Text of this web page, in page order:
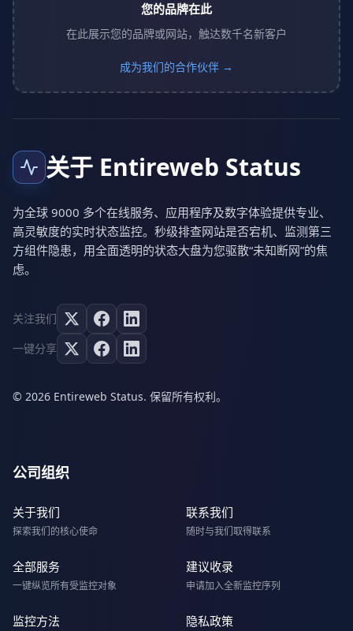
您的品牌在此
在此展示您的品牌或网站，触达数千名新客户
成为我们的合作伙伴 →
关于 Entireweb Status
为全球 9000 多个在线服务、应用程序及数字体验提供专业、
高灵敏度的实时状态监控。秒级排查网站是否宕机、监测第三
方组件隐患，用全面透明的状态大盘为您驱散“未知断网”的焦
虑。
关注我们
一键分享
© 2026 Entireweb Status. 保留所有权利。
公司组织
关于我们
探索我们的核心使命
联系我们
随时与我们取得联系
全部服务
一键纵览所有受监控对象
建议收录
申请加入全新监控序列
监控方法 隐私政策